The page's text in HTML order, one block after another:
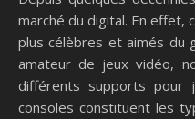
marché du digital. En effet,
plus célèbres et aimés du
amateur de jeux vidéo,
différents supports pour
consoles constituent les